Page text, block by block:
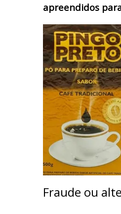
apreendidos
Fraude ou